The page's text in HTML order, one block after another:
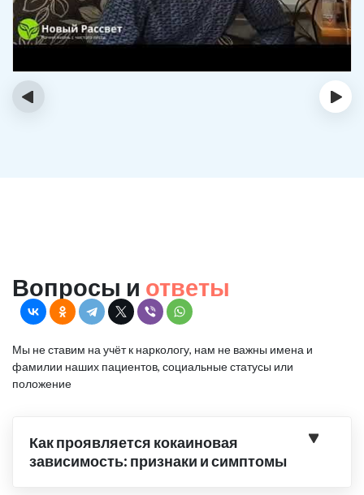
‹ ›
Вопросы и ответы
Мы не ставим на учёт к наркологу, нам не важны имена и
фамилии наших пациентов, социальные статусы или
положение
Как проявляется кокаиновая
зависимость: признаки и симптомы